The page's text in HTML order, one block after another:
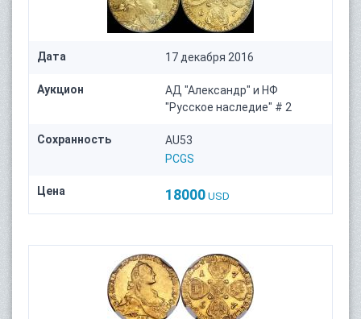
Дата 17 декабря 2016
Аукцион
АД "Александр" и НФ
"Русское наследие" # 2
Сохранность
AU53
PCGS
Цена 18000 USD